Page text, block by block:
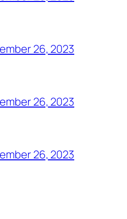
26, 2023
26, 2023
26, 2023